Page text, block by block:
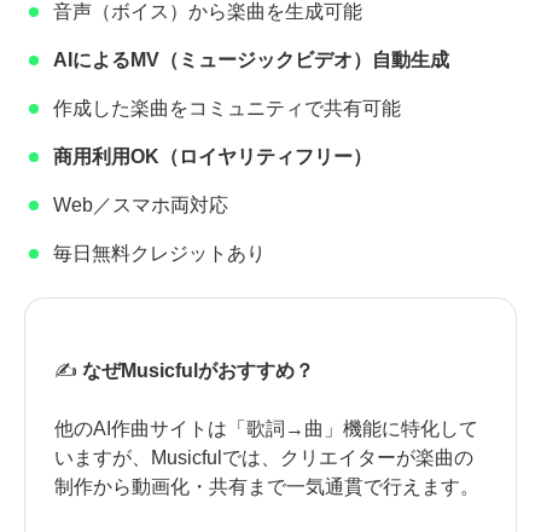
音声（ボイス）から楽曲を生成可能
AIによるMV（ミュージックビデオ）自動生成
作成した楽曲をコミュニティで共有可能
商用利用OK（ロイヤリティフリー）
Web／スマホ両対応
毎日無料クレジットあり
✍ なぜMusicfulがおすすめ？
他のAI作曲サイトは「歌詞→曲」機能に特化して
いますが、Musicfulでは、クリエイターが楽曲の
制作から動画化・共有まで一気通貫で行えます。